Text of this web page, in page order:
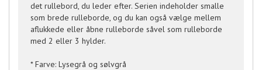
det rullebord, du leder efter. Serien indeholder smalle
som brede rulleborde, og du kan også vælge mellem
aflukkede eller åbne rulleborde såvel som rulleborde
med 2 eller 3 hylder.
* Farve: Lysegrå og sølvgrå